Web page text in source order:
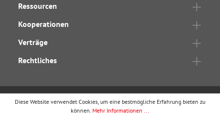
Ressourcen
Kooperationen
Verträge
Rechtliches
wbv Publikationist ein Geschäftsbereich von
Diese Website verwendet Cookies, um eine bestmögliche Erfahrung bieten zu
können. Mehr Informationen ...